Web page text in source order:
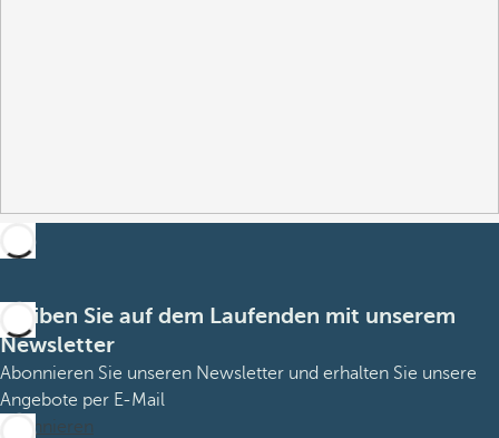
Bleiben Sie auf dem Laufenden mit unserem
Newsletter
Abonnieren Sie unseren Newsletter und erhalten Sie unsere
Angebote per E-Mail
Abonnieren